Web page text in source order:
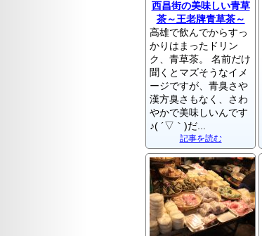
西昌街の美味しい青草
茶～王老牌青草茶～
高雄で飲んでからすっ
かりはまったドリン
ク、青草茶。 名前だけ
聞くとマズそうなイメ
ージですが、青臭さや
漢方臭さもなく、さわ
やかで美味しいんです
♪( ´▽｀)だ...
記事を読む